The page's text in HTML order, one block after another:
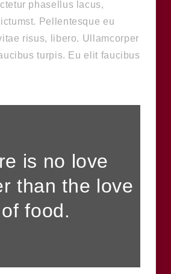
phasellus lacus,
Pellentesque eu
risus, libero. Ullamcorper
turpis. Eu elit faucibus
is no love
than the love
of food.